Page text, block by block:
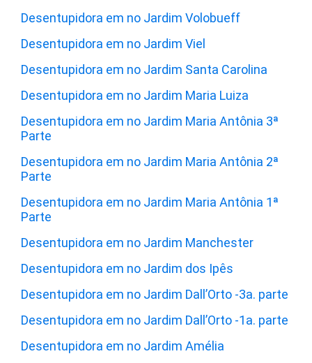
Desentupidora em no Jardim Volobueff
Desentupidora em no Jardim Viel
Desentupidora em no Jardim Santa Carolina
Desentupidora em no Jardim Maria Luiza
Desentupidora em no Jardim Maria Antônia 3ª
Parte
Desentupidora em no Jardim Maria Antônia 2ª
Parte
Desentupidora em no Jardim Maria Antônia 1ª
Parte
Desentupidora em no Jardim Manchester
Desentupidora em no Jardim dos Ipês
Desentupidora em no Jardim Dall’Orto -3a. parte
Desentupidora em no Jardim Dall’Orto -1a. parte
Desentupidora em no Jardim Amélia